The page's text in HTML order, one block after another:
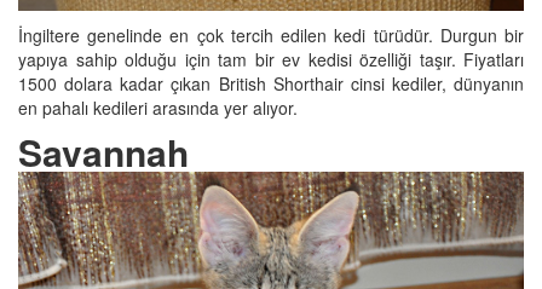
İngiltere genelinde en çok tercih edilen kedi türüdür. Durgun bir
yapıya sahip olduğu için tam bir ev kedisi özelliği taşır. Fiyatları
1500 dolara kadar çıkan British Shorthair cinsi kediler, dünyanın
en pahalı kedileri arasında yer alıyor.
Savannah